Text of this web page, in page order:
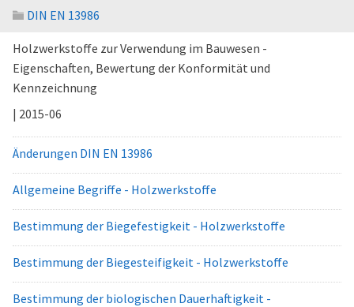
DIN EN 13986
Holzwerkstoffe zur Verwendung im Bauwesen -
Eigenschaften, Bewertung der Konformität und
Kennzeichnung
| 2015-06
Änderungen DIN EN 13986
Allgemeine Begriffe - Holzwerkstoffe
Bestimmung der Biegefestigkeit - Holzwerkstoffe
Bestimmung der Biegesteifigkeit - Holzwerkstoffe
Bestimmung der biologischen Dauerhaftigkeit -